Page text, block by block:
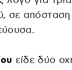
σε απόσταση
είδε δύο